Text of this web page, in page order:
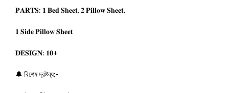
𝐏𝐀𝐑𝐓𝐒: 𝟏 𝐁𝐞𝐝 𝐒𝐡𝐞𝐞𝐭, 𝟐 𝐏𝐢𝐥𝐥𝐨𝐰 𝐒𝐡𝐞𝐞𝐭,
𝟏 𝐒𝐢𝐝𝐞 𝐏𝐢𝐥𝐥𝐨𝐰 𝐒𝐡𝐞𝐞𝐭
𝐃𝐄𝐒𝐈𝐆𝐍: 𝟏𝟎+
🔔 বিশেষ দ্রষ্টব্য:-